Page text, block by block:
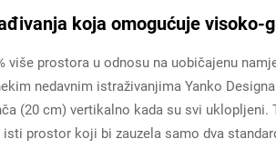
koja omogućuje visoko-
više prostora u odnosu na uobičajenu
nedavnim istraživanjima Yanko
(20 cm) vertikalno kada su svi uklopljeni.
prostor koji bi zauzela samo dva